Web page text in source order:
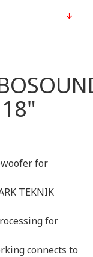
for
TEKNIK
for
connects to